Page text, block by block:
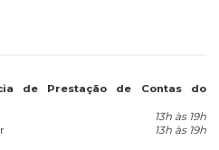
de Prestação de Contas do
13h às 19h
13h às 19h